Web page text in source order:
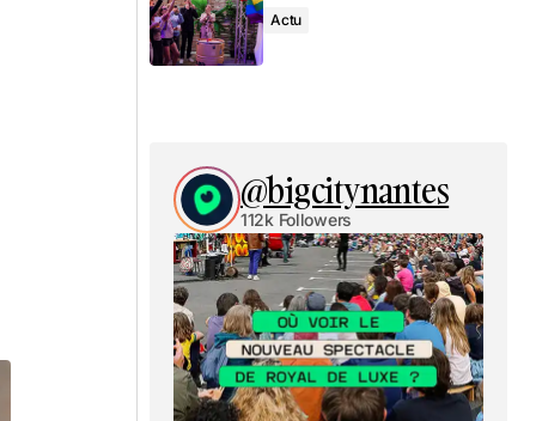
Actu
@bigcitynantes
112k Followers